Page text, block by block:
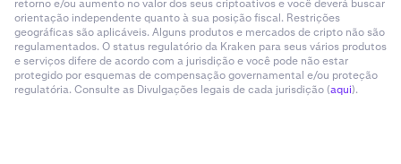
retorno e/ou aumento no valor dos seus criptoativos e você deverá buscar
orientação independente quanto à sua posição fiscal. Restrições
geográficas são aplicáveis. Alguns produtos e mercados de cripto não são
regulamentados. O status regulatório da Kraken para seus vários produtos
e serviços difere de acordo com a jurisdição e você pode não estar
protegido por esquemas de compensação governamental e/ou proteção
regulatória. Consulte as Divulgações legais de cada jurisdição (aqui).